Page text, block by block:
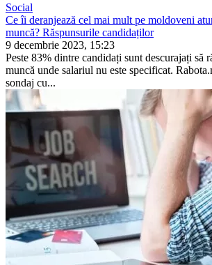
Social
Ce îi deranjează cel mai mult pe moldoveni
muncă? Răspunsurile candidaților
9 decembrie 2023, 15:23
Peste 83% dintre candidați sunt descurajați să
muncă unde salariul nu este specificat.
sondaj cu...